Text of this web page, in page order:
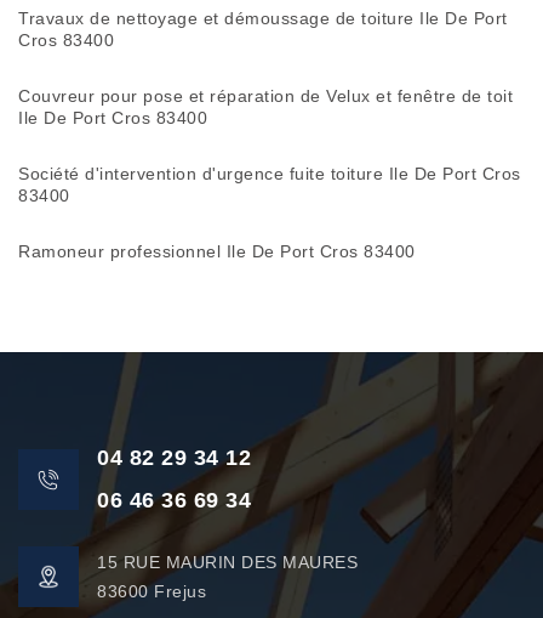
Travaux de nettoyage et démoussage de toiture Ile De Port
Cros 83400
Couvreur pour pose et réparation de Velux et fenêtre de toit
Ile De Port Cros 83400
Société d'intervention d'urgence fuite toiture Ile De Port Cros
83400
Ramoneur professionnel Ile De Port Cros 83400
04 82 29 34 12
06 46 36 69 34
15 RUE MAURIN DES MAURES
83600 Frejus